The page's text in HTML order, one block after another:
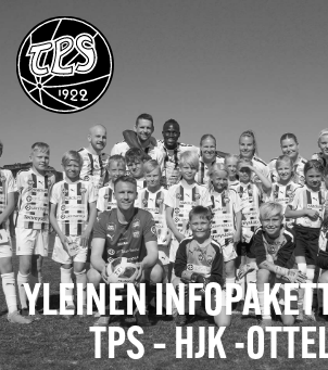
YLEINEN
TPS – HJK -